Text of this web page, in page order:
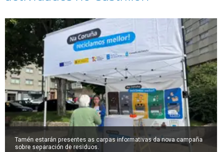
Tamén estarán presentes as carpas informativas da nova campaña
sobre separación de residuos.